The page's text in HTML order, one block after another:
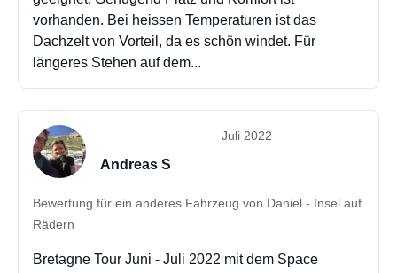
vorhanden. Bei heissen Temperaturen ist das
Dachzelt von Vorteil, da es schön windet. Für
längeres Stehen auf dem...
Juli 2022
Andreas S
Bewertung für ein anderes Fahrzeug von Daniel - Insel auf
Rädern
Bretagne Tour Juni - Juli 2022 mit dem Space